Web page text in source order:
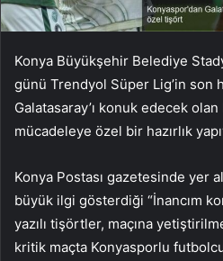
Konya Büyükşehir Belediye
günü Trendyol Süper Lig’in son
Galatasaray’ı konuk edecek
mücadeleye özel bir hazırlık
Konya Postası gazetesinde yer
büyük ilgi gösterdiği “İnancım
yazılı tişörtler, maçına
kritik maçta Konyasporlu